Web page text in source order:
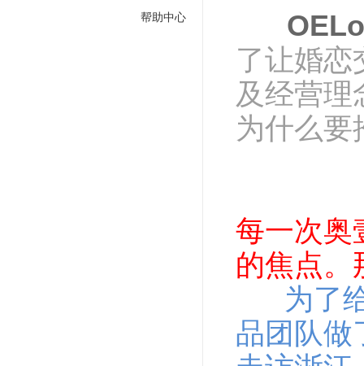
帮助中心
了让婚恋
及经营理
为什么要
每一次奥
的焦点。
为了
品团队做